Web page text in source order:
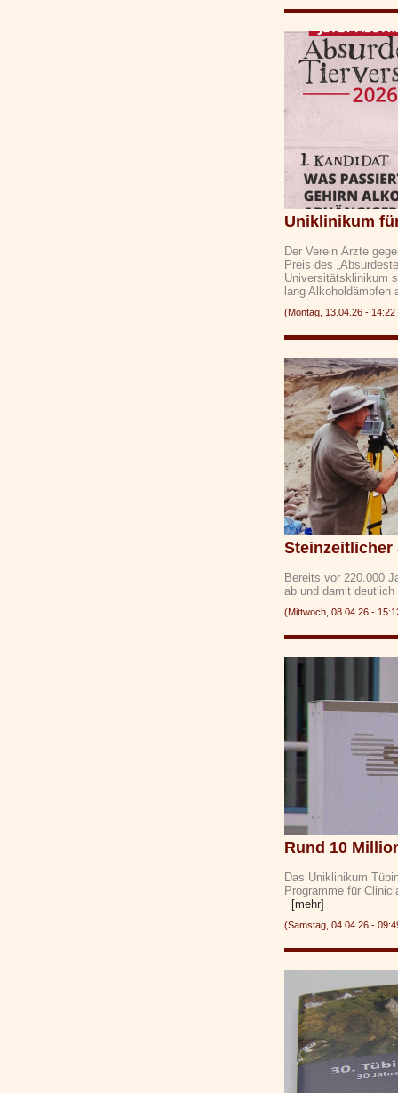
Uniklinikum
Der Verein Ärzte
Preis des
Universitätsklinikum
lang
(Montag, 13.04.26 -
Steinzeitlicher
Bereits vor 220.000
ab und damit
(Mittwoch, 08.04.26 -
Rund 10
Das Uniklinikum
Programme für
[mehr]
(Samstag, 04.04.26 -